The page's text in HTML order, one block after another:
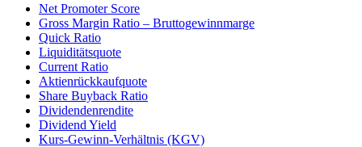
Net Promoter Score
Gro ss Margin Ratio – Bruttogewinnmarge
Quic k Ratio
Liquiditätsquote
Current Ratio
Aktienrückkaufquote
Sha re Buyback Ratio
Dividendenrendite
Dividend Yield
Kurs-Gewinn-Verhältnis (KGV)